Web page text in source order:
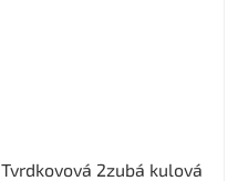
Tvrdkovová 2zubá kulová